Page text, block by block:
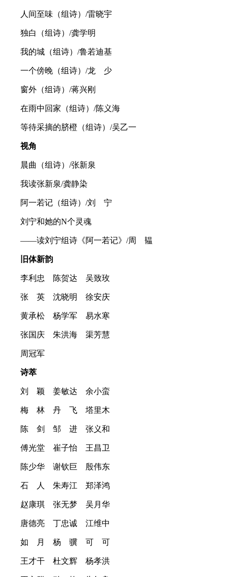
人间至味（组诗）/雷晓宇
独白（组诗）/龚学明
我的城（组诗）/鲁若迪基
一个傍晚（组诗）/龙 少
窗外（组诗）/蒋兴刚
在雨中回家（组诗）/陈义海
等待采摘的脐橙（组诗）/吴乙一
视角
晨曲（组诗）/张新泉
我读张新泉/龚静染
阿一若记（组诗）/刘 宁
刘宁和她的N个灵魂
——读刘宁组诗《阿一若记》/周 韫
旧体新韵
李利忠 陈贺达 吴致玫
张 英 沈晓明 徐安庆
黄承松 杨学军 易水寒
张国庆 朱洪海 渠芳慧
周冠军
诗萃
刘 颖 姜敏达 余小蛮
梅 林 丹 飞 塔里木
陈 剑 邹 进 张义和
傅光堂 崔子怡 王昌卫
陈少华 谢钦巨 殷伟东
石 人 朱寿江 郑泽鸿
赵康琪 张无梦 吴月华
唐德亮 丁忠诚 江维中
如 月 杨 骥 可 可
王才干 杜文辉 杨孝洪